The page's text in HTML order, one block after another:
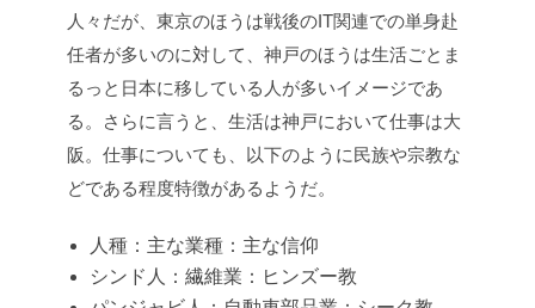
人々だが、東京のほうは戦後のIT関連での単身赴
任者が多いのに対して、神戸のほうは生活ごとま
るっと日本に移している人が多いイメージであ
る。さらに言うと、生活は神戸において仕事は大
阪。仕事についても、以下のように民族や宗教な
どである程度特徴があるようだ。
人種：主な業種：主な信仰
シンド人：繊維業：ヒンズー教